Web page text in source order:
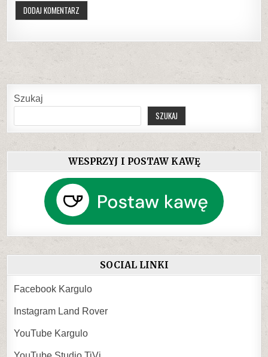
Szukaj
SZUKAJ
WESPRZYJ I POSTAW KAWĘ
SOCIAL LINKI
Facebook Kargulo
Instagram Land Rover
YouTube Kargulo